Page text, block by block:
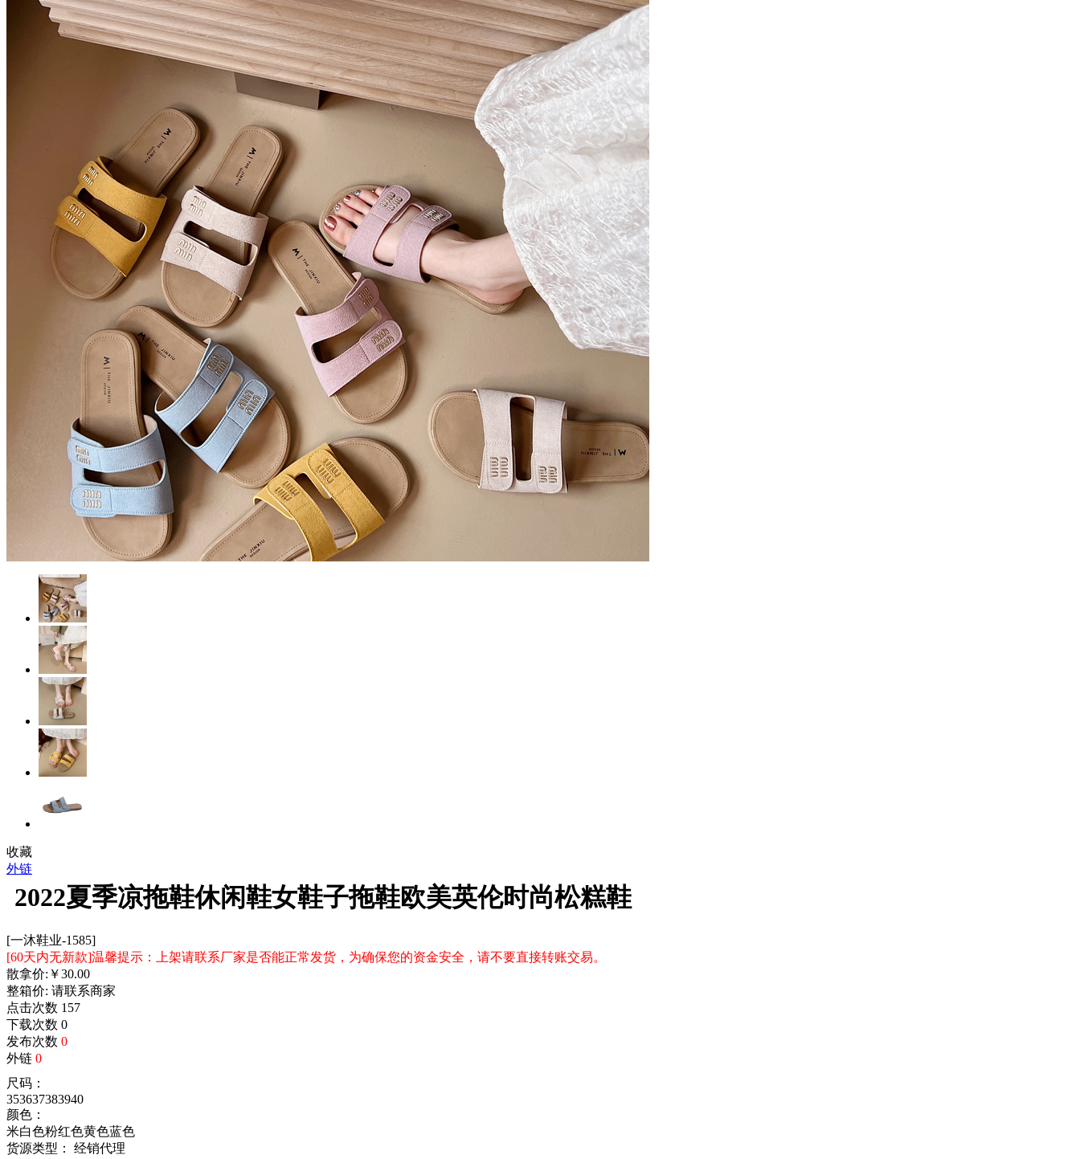
收藏
外链
2022夏季凉拖鞋休闲鞋女鞋子拖鞋欧美英伦时尚松糕鞋
[一沐鞋业-1585]
[60天内无新款]温馨提示：上架请联系厂家是否能正常发货，为确保您的资金安全，请不要直接转账交易。
散拿价: ￥30.00
整箱价: 请联系商家
点击次数 157
下载次数 0
发布次数 0
外链 0
尺码：
353637383940
颜色：
米白色粉红色黄色蓝色
货源类型： 经销代理